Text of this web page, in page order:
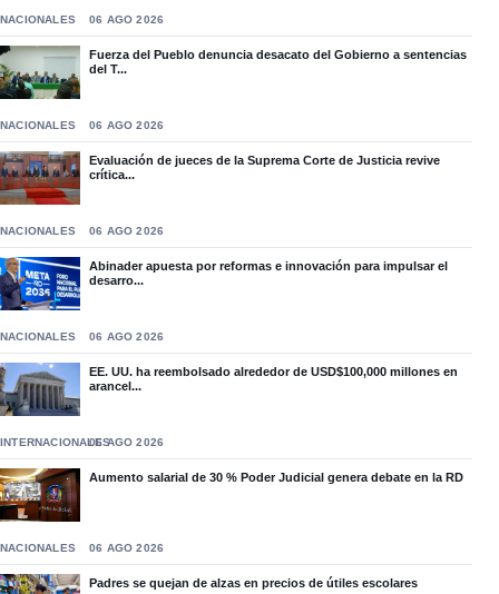
NACIONALES 06 AGO 2026
Fuerza del Pueblo denuncia desacato del Gobierno a sentencias
del T...
NACIONALES 06 AGO 2026
Evaluación de jueces de la Suprema Corte de Justicia revive
crítica...
NACIONALES 06 AGO 2026
Abinader apuesta por reformas e innovación para impulsar el
desarro...
NACIONALES 06 AGO 2026
EE. UU. ha reembolsado alrededor de USD$100,000 millones en
arancel...
INTERNACIONALES06 AGO 2026
Aumento salarial de 30 % Poder Judicial genera debate en la RD
NACIONALES 06 AGO 2026
Padres se quejan de alzas en precios de útiles escolares